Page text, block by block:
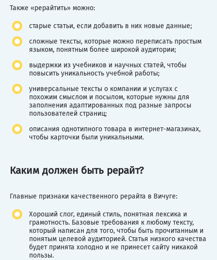
Также «рерайтить» можно:
старые статьи, если добавить в них новые данные;
сложные тексты, которые можно переписать простым
языком, понятным более широкой аудитории;
выдержки из учебников и научных статей, чтобы
повысить уникальность учебной работы;
универсальные тексты о компании и услугах с
похожим смыслом и посылом, которые нужны для
заполнения адаптированных под разные запросы
пользователей страниц;
описания однотипного товара в интернет-магазинах,
чтобы карточки были уникальными.
Каким должен быть рерайт?
Главные признаки качественного рерайта в Вичуге:
Хороший слог, единый стиль, понятная лексика и
грамотность. Базовые требования к любому тексту,
который написан для того, чтобы быть прочитанным и
понятым целевой аудиторией. Статья низкого качества
будет принята холодно и не принесет сайту никакой
пользы.